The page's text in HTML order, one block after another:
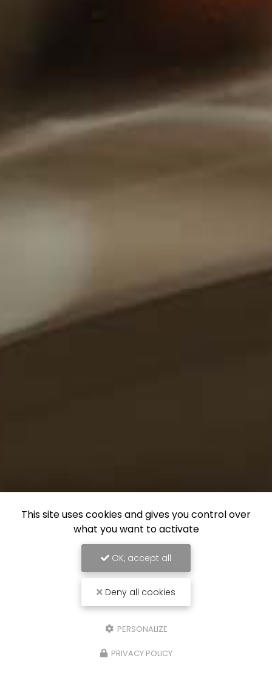
This site uses cookies and gives you control over
what you want to activate
OK, accept all
Deny all cookies
PERSONALIZE
PRIVACY POLICY